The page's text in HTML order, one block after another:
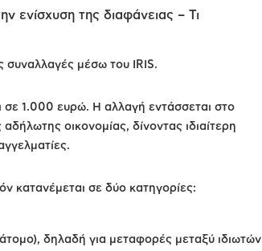
ενίσχυση της διαφάνειας – Τι
συναλλαγές μέσω του IRIS.
1.000 ευρώ. Η αλλαγή εντάσσεται στο
οικονομίας, δίνοντας ιδιαίτερη
κατανέμεται σε δύο κατηγορίες:
δηλαδή για μεταφορές μεταξύ ιδιωτών